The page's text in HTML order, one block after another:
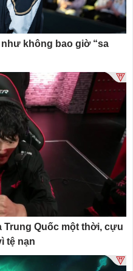
không bao giờ “sa
Trung Quốc một thời, cựu
tệ nạn